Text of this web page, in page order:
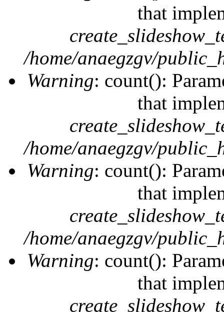
that
/home/anaegzgv/
Warning: count():
that
/home/anaegzgv/
Warning: count():
that
/home/anaegzgv/
Warning: count():
that